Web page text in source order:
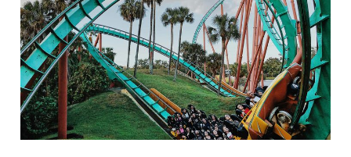
22 jun. 20253 min leestijd Members